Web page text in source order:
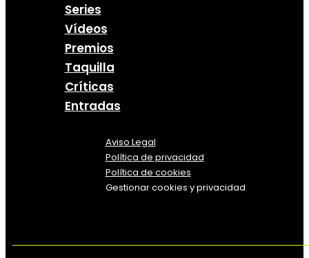
Series
Vídeos
Premios
Taquilla
Críticas
Entradas
Aviso Legal
Política de privacidad
Política de cookies
Gestionar cookies y privacidad